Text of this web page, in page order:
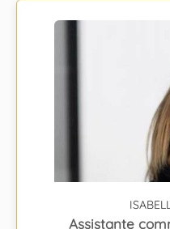
Assistante